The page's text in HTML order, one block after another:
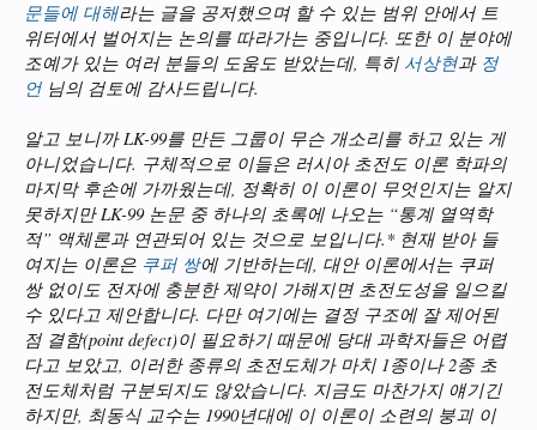
문들에 대해라는 글을 공저했으며 할 수 있는 범위 안에서 트
위터에서 벌어지는 논의를 따라가는 중입니다. 또한 이 분야에
조예가 있는 여러 분들의 도움도 받았는데, 특히 서상현과 정
언 님의 검토에 감사드립니다.
알고 보니까 LK-99를 만든 그룹이 무슨 개소리를 하고 있는 게
아니었습니다. 구체적으로 이들은 러시아 초전도 이론 학파의
마지막 후손에 가까웠는데, 정확히 이 이론이 무엇인지는 알지
못하지만 LK-99 논문 중 하나의 초록에 나오는 “통계 열역학
적” 액체론과 연관되어 있는 것으로 보입니다.* 현재 받아 들
여지는 이론은 쿠퍼 쌍에 기반하는데, 대안 이론에서는 쿠퍼
쌍 없이도 전자에 충분한 제약이 가해지면 초전도성을 일으킬
수 있다고 제안합니다. 다만 여기에는 결정 구조에 잘 제어된
점 결함(point defect)이 필요하기 때문에 당대 과학자들은 어렵
다고 보았고, 이러한 종류의 초전도체가 마치 1종이나 2종 초
전도체처럼 구분되지도 않았습니다. 지금도 마찬가지 얘기긴
하지만, 최동식 교수는 1990년대에 이 이론이 소련의 붕괴 이